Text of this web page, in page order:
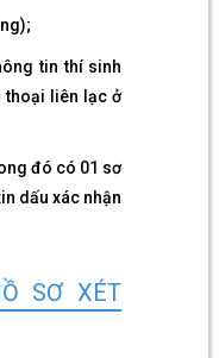
tin thí sinh
thoại liên lạc ở
đó có 01 sơ
dấu xác nhận
SƠ XÉT